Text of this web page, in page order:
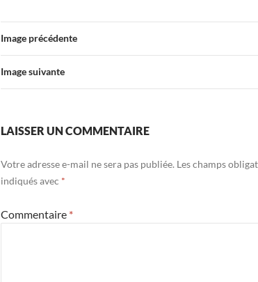
Image précédente
Image suivante
LAISSER UN COMMENTAIRE
Votre adresse e-mail ne sera pas publiée. Les champs
indiqués avec *
Commentaire *